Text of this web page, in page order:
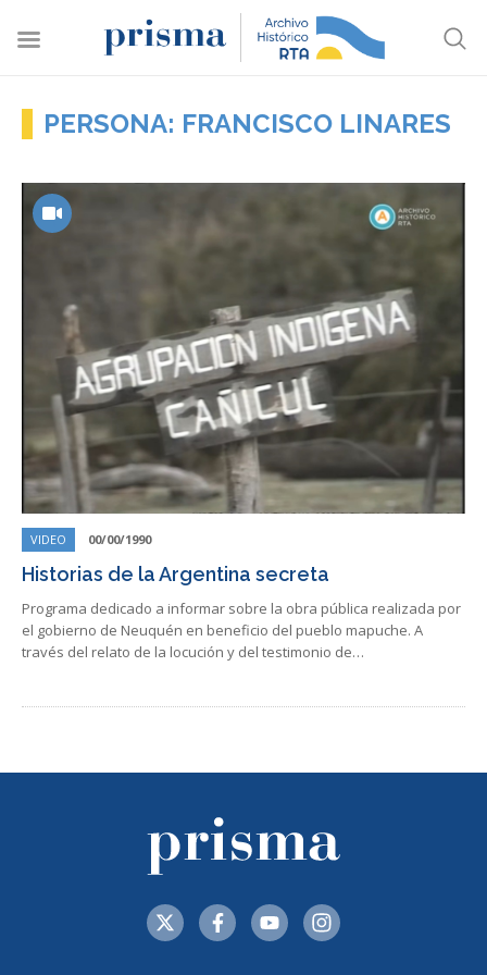
PERSONA: FRANCISCO LINARES
VIDEO 00/00/1990
Historias de la Argentina secreta
Programa dedicado a informar sobre la obra pública realizada por
el gobierno de Neuquén en beneficio del pueblo mapuche. A
través del relato de la locución y del testimonio de…